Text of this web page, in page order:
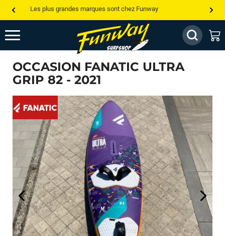
Les plus grandes marques sont chez Funway
Jusqu’à -75% de remise sur le windsurf, wingfoil, etc...
💰 Meilleur prix garanti — Moins cher ailleurs ? On s’aligne !
Besoin de conseils de pro ? Appelle nous !
OCCASION FANATIC ULTRA
GRIP 82 - 2021